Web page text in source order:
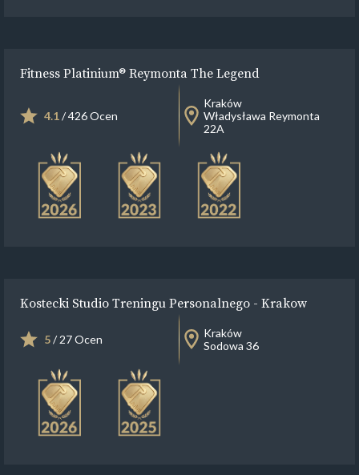
Fitness Platinium® Reymonta The Legend
4.1/ 426 Ocen
Kraków
Władysława Reymonta
22A
Kostecki Studio Treningu Personalnego - Krakow
5/ 27 Ocen
Kraków
Sodowa 36